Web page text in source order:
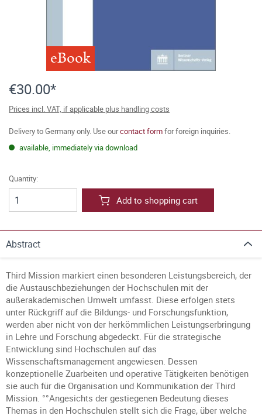
eBook
€30.00*
Prices incl. VAT, if applicable plus handling costs
Delivery to Germany only. Use ourcontact formfor foreign inquiries.
available, immediately via download
Quantity:
Add to shopping cart
Abstract
Third Mission markiert einen besonderen Leistungsbereich, der
die Austauschbeziehungen der Hochschulen mit der
außerakademischen Umwelt umfasst. Diese erfolgen stets
unter Rückgriff auf die Bildungs- und Forschungsfunktion,
werden aber nicht von der herkömmlichen Leistungserbringung
in Lehre und Forschung abgedeckt. Für die strategische
Entwicklung sind Hochschulen auf das
Wissenschaftsmanagement angewiesen. Dessen
konzeptionelle Zuarbeiten und operative Tätigkeiten benötigen
sie auch für die Organisation und Kommunikation der Third
Mission. °°Angesichts der gestiegenen Bedeutung dieses
Themas in den Hochschulen stellt sich die Frage, über welche